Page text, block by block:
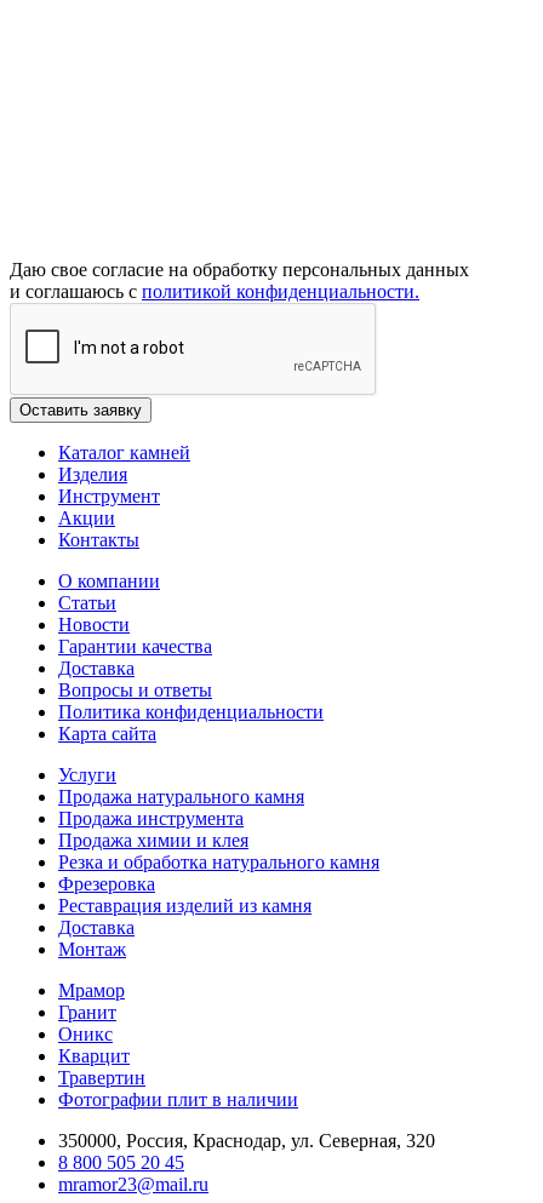
Даю свое согласие на обработку персональных данных
и соглашаюсь с политикой конфиденциальности.
Каталог камней
Изделия
Инструмент
Акции
Контакты
О компании
Статьи
Новости
Гарантии качества
Доставка
Вопросы и ответы
Политика конфиденциальности
Карта сайта
Услуги
Продажа натурального камня
Продажа инструмента
Продажа химии и клея
Резка и обработка натурального камня
Фрезеровка
Реставрация изделий из камня
Доставка
Монтаж
Мрамор
Гранит
Оникс
Кварцит
Травертин
Фотографии плит в наличии
350000, Россия, Краснодар, ул. Северная, 320
8 800 505 20 45
mramor23@mail.ru